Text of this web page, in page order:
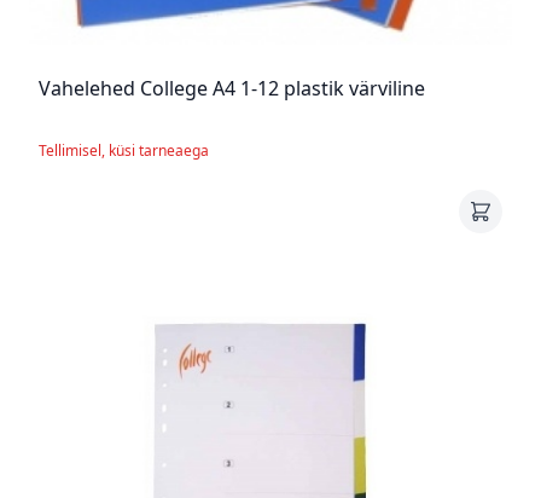
Vahelehed College A4 1-12 plastik värviline
Tellimisel, küsi tarneaega